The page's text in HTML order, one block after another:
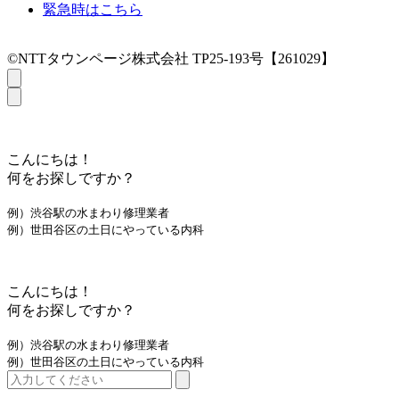
緊急時はこちら
©NTTタウンページ株式会社 TP25-193号【261029】
こんにちは！
何をお探しですか？
例）渋谷駅の水まわり修理業者
例）世田谷区の土日にやっている内科
こんにちは！
何をお探しですか？
例）渋谷駅の水まわり修理業者
例）世田谷区の土日にやっている内科